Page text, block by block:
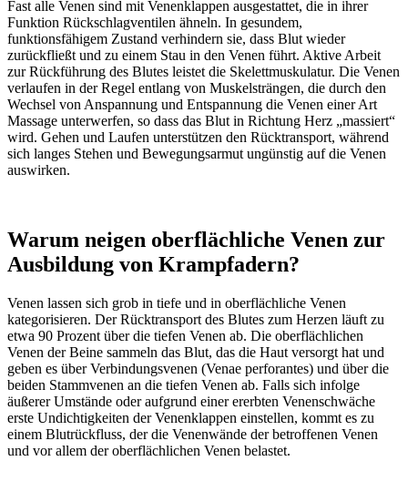
Fast alle Venen sind mit Venenklappen ausgestattet, die in ihrer
Funktion Rückschlagventilen ähneln. In gesundem,
funktionsfähigem Zustand verhindern sie, dass Blut wieder
zurückfließt und zu einem Stau in den Venen führt. Aktive Arbeit
zur Rückführung des Blutes leistet die Skelettmuskulatur. Die Venen
verlaufen in der Regel entlang von Muskelsträngen, die durch den
Wechsel von Anspannung und Entspannung die Venen einer Art
Massage unterwerfen, so dass das Blut in Richtung Herz „massiert“
wird. Gehen und Laufen unterstützen den Rücktransport, während
sich langes Stehen und Bewegungsarmut ungünstig auf die Venen
auswirken.
Warum neigen oberflächliche Venen zur
Ausbildung von Krampfadern?
Venen lassen sich grob in tiefe und in oberflächliche Venen
kategorisieren. Der Rücktransport des Blutes zum Herzen läuft zu
etwa 90 Prozent über die tiefen Venen ab. Die oberflächlichen
Venen der Beine sammeln das Blut, das die Haut versorgt hat und
geben es über Verbindungsvenen (Venae perforantes) und über die
beiden Stammvenen an die tiefen Venen ab. Falls sich infolge
äußerer Umstände oder aufgrund einer ererbten Venenschwäche
erste Undichtigkeiten der Venenklappen einstellen, kommt es zu
einem Blutrückfluss, der die Venenwände der betroffenen Venen
und vor allem der oberflächlichen Venen belastet.